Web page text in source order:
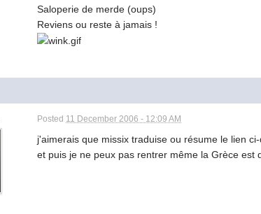
Saloperie de merde (oups)
Reviens ou reste à jamais !
Posted 11 December 2006 - 12:09 AM
j'aimerais que missix traduise ou résume le lien
et puis je ne peux pas rentrer même la Grèce est